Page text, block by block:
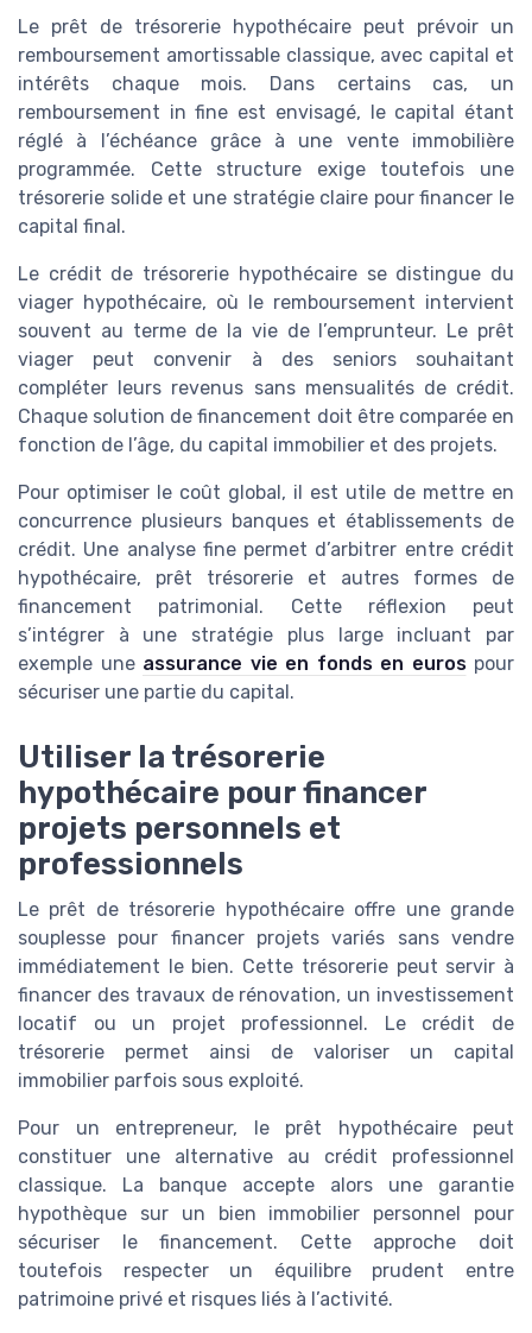
Le prêt de trésorerie hypothécaire peut prévoir un
remboursement amortissable classique, avec capital et
intérêts chaque mois. Dans certains cas, un
remboursement in fine est envisagé, le capital étant
réglé à l’échéance grâce à une vente immobilière
programmée. Cette structure exige toutefois une
trésorerie solide et une stratégie claire pour financer le
capital final.
Le crédit de trésorerie hypothécaire se distingue du
viager hypothécaire, où le remboursement intervient
souvent au terme de la vie de l’emprunteur. Le prêt
viager peut convenir à des seniors souhaitant
compléter leurs revenus sans mensualités de crédit.
Chaque solution de financement doit être comparée en
fonction de l’âge, du capital immobilier et des projets.
Pour optimiser le coût global, il est utile de mettre en
concurrence plusieurs banques et établissements de
crédit. Une analyse fine permet d’arbitrer entre crédit
hypothécaire, prêt trésorerie et autres formes de
financement patrimonial. Cette réflexion peut
s’intégrer à une stratégie plus large incluant par
exemple une assurance vie en fonds en eurospour
sécuriser une partie du capital.
Utiliser la trésorerie
hypothécaire pour financer
projets personnels et
professionnels
Le prêt de trésorerie hypothécaire offre une grande
souplesse pour financer projets variés sans vendre
immédiatement le bien. Cette trésorerie peut servir à
financer des travaux de rénovation, un investissement
locatif ou un projet professionnel. Le crédit de
trésorerie permet ainsi de valoriser un capital
immobilier parfois sous exploité.
Pour un entrepreneur, le prêt hypothécaire peut
constituer une alternative au crédit professionnel
classique. La banque accepte alors une garantie
hypothèque sur un bien immobilier personnel pour
sécuriser le financement. Cette approche doit
toutefois respecter un équilibre prudent entre
patrimoine privé et risques liés à l’activité.